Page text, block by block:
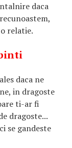
daca
relatie.
daca ne
in dragoste
ti-ar fi
dragoste...
se gandeste